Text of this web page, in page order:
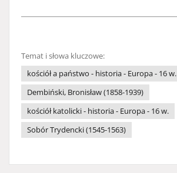
Temat i słowa kluczowe:
kościół a państwo - historia - Europa - 16 w.
Dembiński, Bronisław (1858-1939)
kościół katolicki - historia - Europa - 16 w.
Sobór Trydencki (1545-1563)